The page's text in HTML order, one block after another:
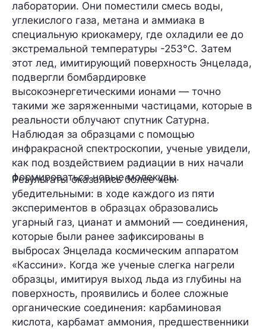
лаборатории. Они поместили смесь воды,
углекислого газа, метана и аммиака в
специальную криокамеру, где охладили ее до
экстремальной температуры -253°C. Затем
этот лед, имитирующий поверхность Энцелада,
подвергли бомбардировке
высокоэнергетическими ионами — точно
такими же заряженными частицами, которые в
реальности облучают спутник Сатурна.
Наблюдая за образцами с помощью
инфракрасной спектроскопии, ученые увидели,
как под воздействием радиации в них начали
формироваться новые молекулы.
Результаты оказались более чем
убедительными: в ходе каждого из пяти
экспериментов в образцах образовались
угарный газ, цианат и аммоний — соединения,
которые были ранее зафиксированы в
выбросах Энцелада космическим аппаратом
«Кассини». Когда же ученые слегка нагрели
образцы, имитируя выход льда из глубины на
поверхность, проявились и более сложные
органические соединения: карбаминовая
кислота, карбамат аммония, предшественники